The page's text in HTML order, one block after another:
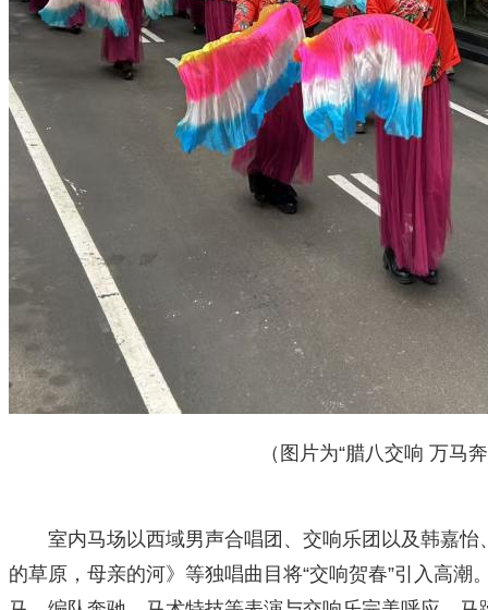
（图片为“腊八交响 万马奔腾”活
室内马场以西域男声合唱团、交响乐团以及韩嘉
的草原，母亲的河》等独唱曲目将“交响贺春”引入高